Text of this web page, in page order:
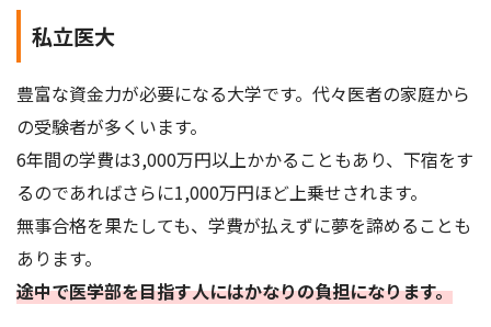
私立医大
豊富な資金力が必要になる大学です。代々医者の家庭から
の受験者が多くいます。
6年間の学費は3,000万円以上かかることもあり、下宿をす
るのであればさらに1,000万円ほど上乗せされます。
無事合格を果たしても、学費が払えずに夢を諦めることも
あります。
途中で医学部を目指す人にはかなりの負担になります。